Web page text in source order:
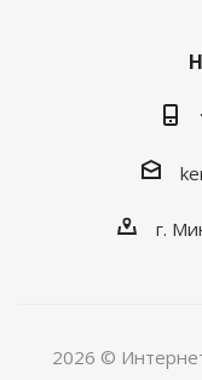
г.
2026 ©